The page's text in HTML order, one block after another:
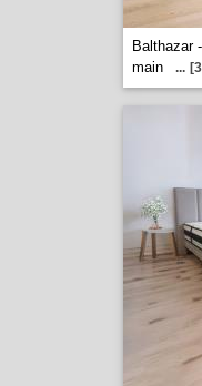
Balthazar -
main
...